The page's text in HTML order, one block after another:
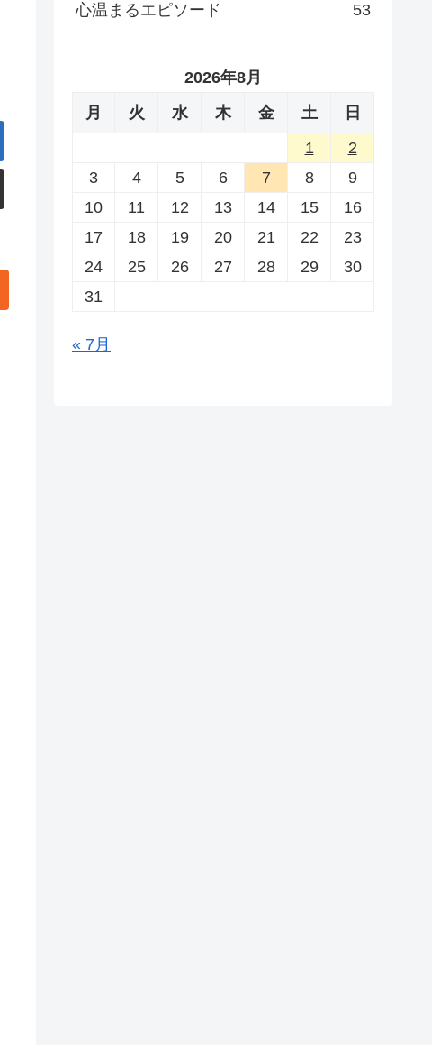
心温まるエピソード 53
2026年8月
月
火 水 木 金 土
日
1
2
3
4 5 6 7 8
9
10
11 12 13 14 15
16
17
18 19 20 21 22
23
24
25 26 27 28 29
30
31
« 7月